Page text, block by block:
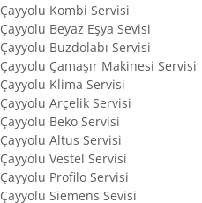
Çayyolu Kombi Servisi
Çayyolu Beyaz Eşya Sevisi
Çayyolu Buzdolabı Servisi
Çayyolu Çamaşır Makinesi Servisi
Çayyolu Klima Servisi
Çayyolu Arçelik Servisi
Çayyolu Beko Servisi
Çayyolu Altus Servisi
Çayyolu Vestel Servisi
Çayyolu Profilo Servisi
Çayyolu Siemens Sevisi